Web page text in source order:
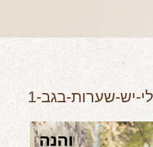
יש-שערות-בגב-1